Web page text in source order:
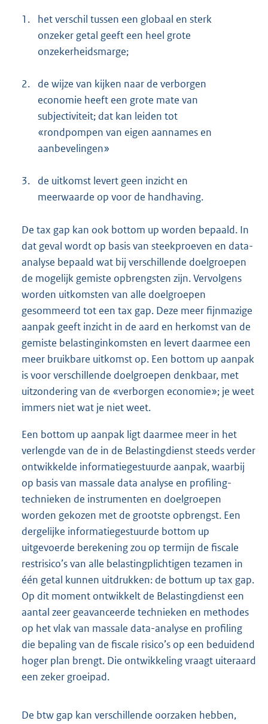
1.
het verschil tussen een globaal en sterk
onzeker getal geeft een heel grote
onzekerheidsmarge;
2.
de wijze van kijken naar de verborgen
economie heeft een grote mate van
subjectiviteit; dat kan leiden tot
«rondpompen van eigen aannames en
aanbevelingen»
3.
de uitkomst levert geen inzicht en
meerwaarde op voor de handhaving.
De tax gap kan ook bottom up worden bepaald. In
dat geval wordt op basis van steekproeven en data-
analyse bepaald wat bij verschillende doelgroepen
de mogelijk gemiste opbrengsten zijn. Vervolgens
worden uitkomsten van alle doelgroepen
gesommeerd tot een tax gap. Deze meer fijnmazige
aanpak geeft inzicht in de aard en herkomst van de
gemiste belastinginkomsten en levert daarmee een
meer bruikbare uitkomst op. Een bottom up aanpak
is voor verschillende doelgroepen denkbaar, met
uitzondering van de «verborgen economie»; je weet
immers niet wat je niet weet.
Een bottom up aanpak ligt daarmee meer in het
verlengde van de in de Belastingdienst steeds verder
ontwikkelde informatiegestuurde aanpak, waarbij
op basis van massale data analyse en profiling-
technieken de instrumenten en doelgroepen
worden gekozen met de grootste opbrengst. Een
dergelijke informatiegestuurde bottom up
uitgevoerde berekening zou op termijn de fiscale
restrisico’s van alle belastingplichtigen tezamen in
één getal kunnen uitdrukken: de bottum up tax gap.
Op dit moment ontwikkelt de Belastingdienst een
aantal zeer geavanceerde technieken en methodes
op het vlak van massale data-analyse en profiling
die bepaling van de fiscale risico’s op een beduidend
hoger plan brengt. Die ontwikkeling vraagt uiteraard
een zeker groeipad.
De btw gap kan verschillende oorzaken hebben,